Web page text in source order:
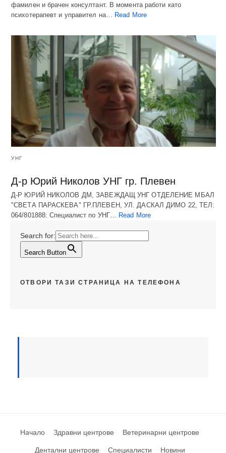
фамилен и брачен консултант. В момента работи като
психотерапевт и управител на…
Read More
УНГ
Д-р Юрий Николов УНГ гр. Плевен
Д-Р ЮРИЙ НИКОЛОВ ДМ, ЗАВЕЖДАЩ УНГ ОТДЕЛЕНИЕ МБАЛ
"СВЕТА ПАРАСКЕВА" ГР.ПЛЕВЕН, УЛ. ДАСКАЛ ДИМО 22, ТЕЛ:
064/801888: Специалист по УНГ… Read More
Search for:
Search Button
ОТВОРИ ТАЗИ СТРАНИЦА НА ТЕЛЕФОНА
Начало Здравни центрове Ветеринарни центрове
Дентални центрове Специалисти Новини